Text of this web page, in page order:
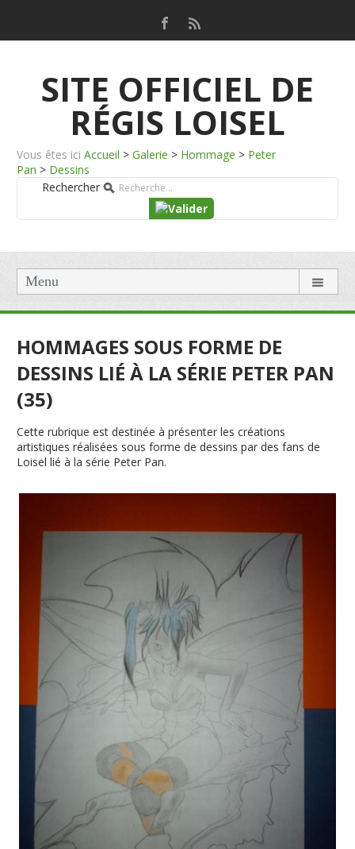
SITE OFFICIEL DE
RÉGIS LOISEL
Vous êtes ici Accueil > Galerie > Hommage > Peter
Pan > Dessins
Rechercher
Menu
HOMMAGES SOUS FORME DE
DESSINS LIÉ À LA SÉRIE PETER PAN
(35)
Cette rubrique est destinée à présenter les créations
artistiques réalisées sous forme de dessins par des fans de
Loisel lié à la série Peter Pan.